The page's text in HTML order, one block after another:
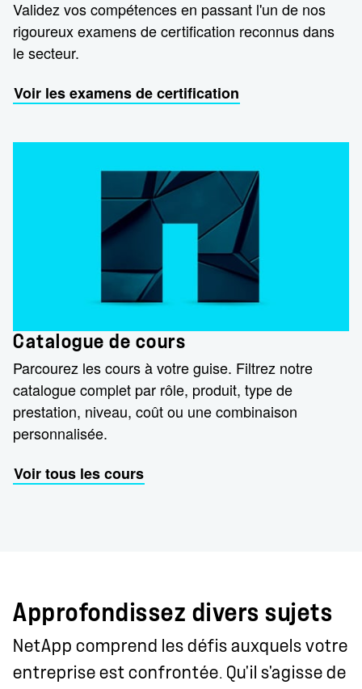
Validez vos compétences en passant l'un de nos
rigoureux examens de certification reconnus dans
le secteur.
Voir les examens de certification
Catalogue de cours
Parcourez les cours à votre guise. Filtrez notre
catalogue complet par rôle, produit, type de
prestation, niveau, coût ou une combinaison
personnalisée.
Voir tous les cours
Approfondissez divers sujets
NetApp comprend les défis auxquels votre
entreprise est confrontée. Qu'il s'agisse de